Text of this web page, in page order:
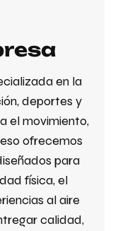
en la
deportes y
el movimiento,
ofrecemos
para
física, el
al aire
calidad,